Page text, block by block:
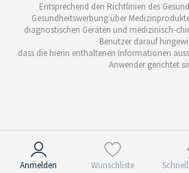
Anmelden Wunschliste
Entsprechend den Richtlinien des
Gesundheitswerbung über
diagnostischen Geräten und medizinisch-
Benutzer darauf
dass die hierin enthaltenen Informationen
Anwender gerichtet
Hinweis bei Erhebung